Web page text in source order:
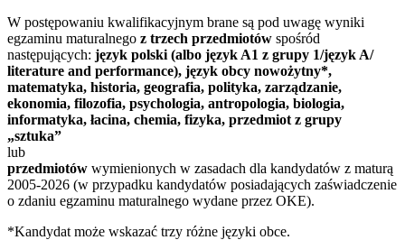
W postępowaniu kwalifikacyjnym brane są pod uwagę wyniki
egzaminu maturalnego z trzech przedmiotów spośród
następujących: język polski (albo język A1 z grupy 1/język A/
literature and performance), język obcy nowożytny*,
matematyka, historia, geografia, polityka, zarządzanie,
ekonomia, filozofia, psychologia, antropologia, biologia,
informatyka, łacina, chemia, fizyka, przedmiot z grupy
„sztuka”
lub
przedmiotów wymienionych w zasadach dla kandydatów z maturą
2005-2026 (w przypadku kandydatów posiadających zaświadczenie
o zdaniu egzaminu maturalnego wydane przez OKE).
*Kandydat może wskazać trzy różne języki obce.